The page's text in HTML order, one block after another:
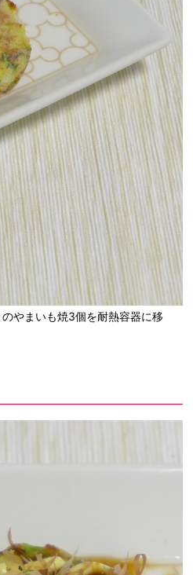
やまいも焼3個を耐熱容器に移